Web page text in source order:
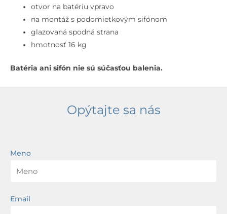
prepadu,
otvor
batériu
biela
otvor na batériu vpravo
na montáž s podomietkovým sifónom
glazovaná spodná strana
hmotnosť 16 kg
Batéria ani sifón nie sú súčasťou balenia.
Opýtajte sa nás
Meno
Email